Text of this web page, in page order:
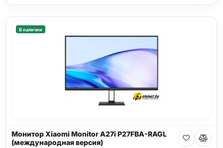
В наличии
Монитор Xiaomi Monitor A27i P27FBA-RAGL
(международная версия)